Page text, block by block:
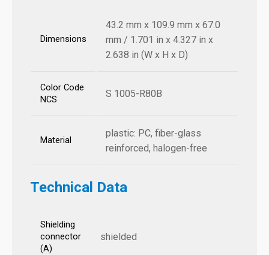
Dimensions
43.2 mm x 109.9 mm x 67.0
mm / 1.701 in x 4.327 in x
2.638 in (W x H x D)
Color Code
NCS
S 1005-R80B
Material
plastic: PC, fiber-glass
reinforced, halogen-free
Technical Data
Shielding
connector
(A)
shielded